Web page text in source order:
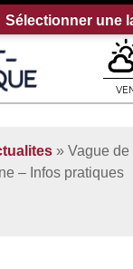
Bienvenue
» Vague de
– Infos pratiques
Sélectionner une